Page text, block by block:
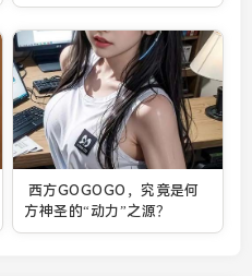
视频之谜?
西方GOGOGO，究竟是何
方神圣的“动力”之源？